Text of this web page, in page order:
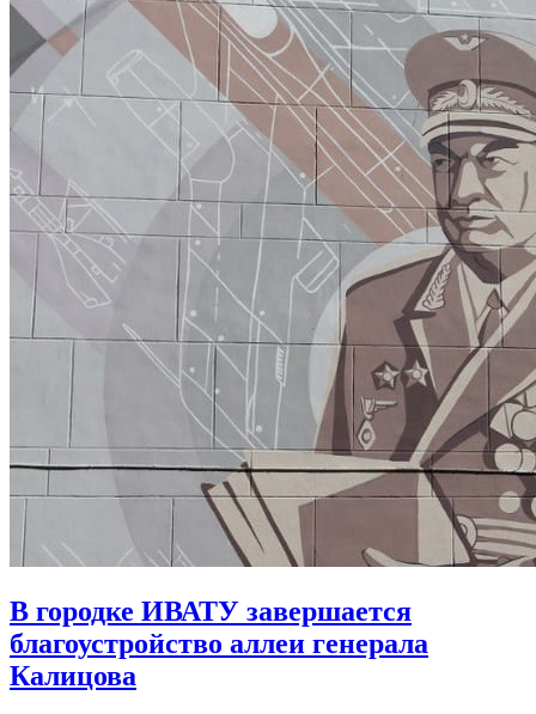
В городке ИВАТУ завершается
благоустройство аллеи генерала
Калицова